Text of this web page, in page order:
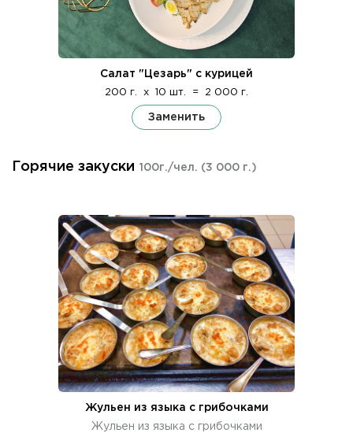
Салат "Цезарь" с курицей
200 г. x 10 шт. = 2 000 г.
Заменить
Горячие закуски 100г./чел. (3 000 г.)
Жульен из языка с грибочками
Жульен из языка с грибочками